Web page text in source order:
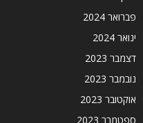
פברואר 2024
ינואר 2024
דצמבר 2023
נובמבר 2023
אוקטובר 2023
ספטמבר 2023